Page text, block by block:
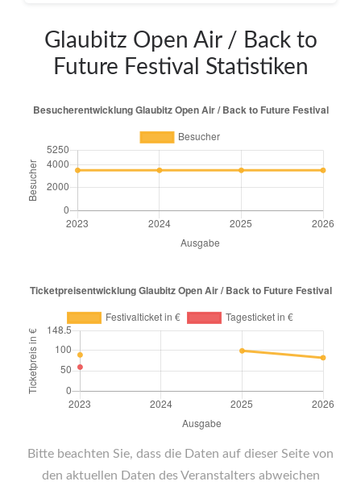
Glaubitz Open Air / Back to
Future Festival Statistiken
Bitte beachten Sie, dass die Daten auf dieser Seite von
den aktuellen Daten des Veranstalters abweichen